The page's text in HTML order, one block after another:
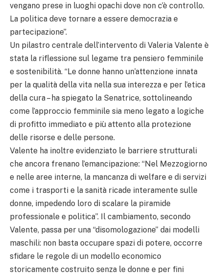
vengano prese in luoghi opachi dove non c’è controllo.
La politica deve tornare a essere democrazia e
partecipazione”.
Un pilastro centrale dell’intervento di Valeria Valente è
stata la riflessione sul legame tra pensiero femminile
e sostenibilità. “Le donne hanno un’attenzione innata
per la qualità della vita nella sua interezza e per l’etica
della cura – ha spiegato la Senatrice, sottolineando
come l’approccio femminile sia meno legato a logiche
di profitto immediato e più attento alla protezione
delle risorse e delle persone.
Valente ha inoltre evidenziato le barriere strutturali
che ancora frenano l’emancipazione: “Nel Mezzogiorno
e nelle aree interne, la mancanza di welfare e di servizi
come i trasporti e la sanità ricade interamente sulle
donne, impedendo loro di scalare la piramide
professionale e politica”. Il cambiamento, secondo
Valente, passa per una “disomologazione” dai modelli
maschili: non basta occupare spazi di potere, occorre
sfidare le regole di un modello economico
storicamente costruito senza le donne e per fini